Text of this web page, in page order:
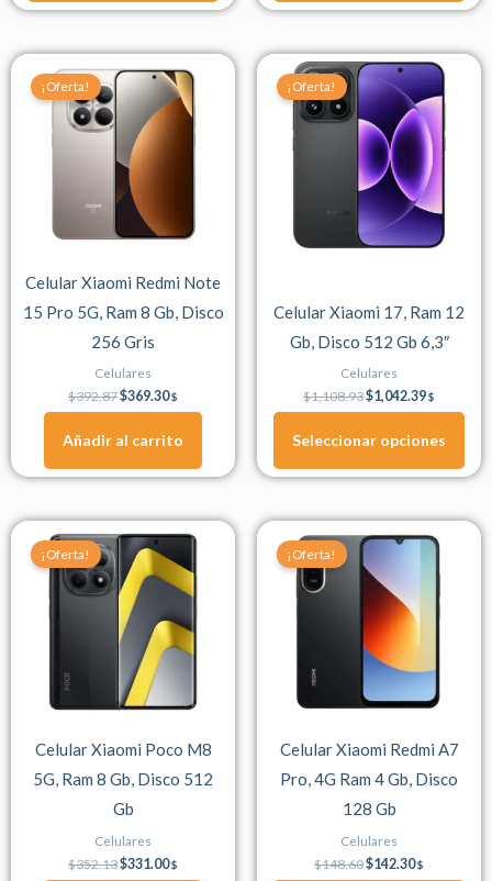
¡Oferta!
Celular Xiaomi Redmi Note
15 Pro 5G, Ram 8 Gb, Disco
256 Gris
Celulares
$392.87
price
was:
$392.87.
$369.30
price
is:
$369.30.
$
Añadir al carrito
¡Oferta!
Celular Xiaomi 17, Ram 12
Gb, Disco 512 Gb 6,3″
Celulares
$1,108.93
Original
price
was:
$1,108.93.
$1,042.39
Current
price
is:
$1,042.39.
$
Seleccionar opciones
Este
producto
tiene
múltiples
variantes.
Las
opciones
elegir
en
la
página
producto
¡Oferta!
Celular Xiaomi Poco M8
5G, Ram 8 Gb, Disco 512
Gb
Celulares
$352.13
price
was:
$352.13.
$331.00
price
is:
$331.00.
$
¡Oferta!
Celular Xiaomi Redmi A7
Pro, 4G Ram 4 Gb, Disco
128 Gb
Celulares
$148.60
price
was:
$148.60.
$142.30
price
$
Este
producto
tiene
múltiples
variantes.
Las
opciones
pueden
elegir
en
la
página